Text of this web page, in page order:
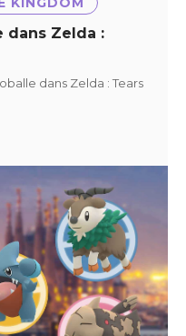
dans Zelda :
dans Zelda : Tears